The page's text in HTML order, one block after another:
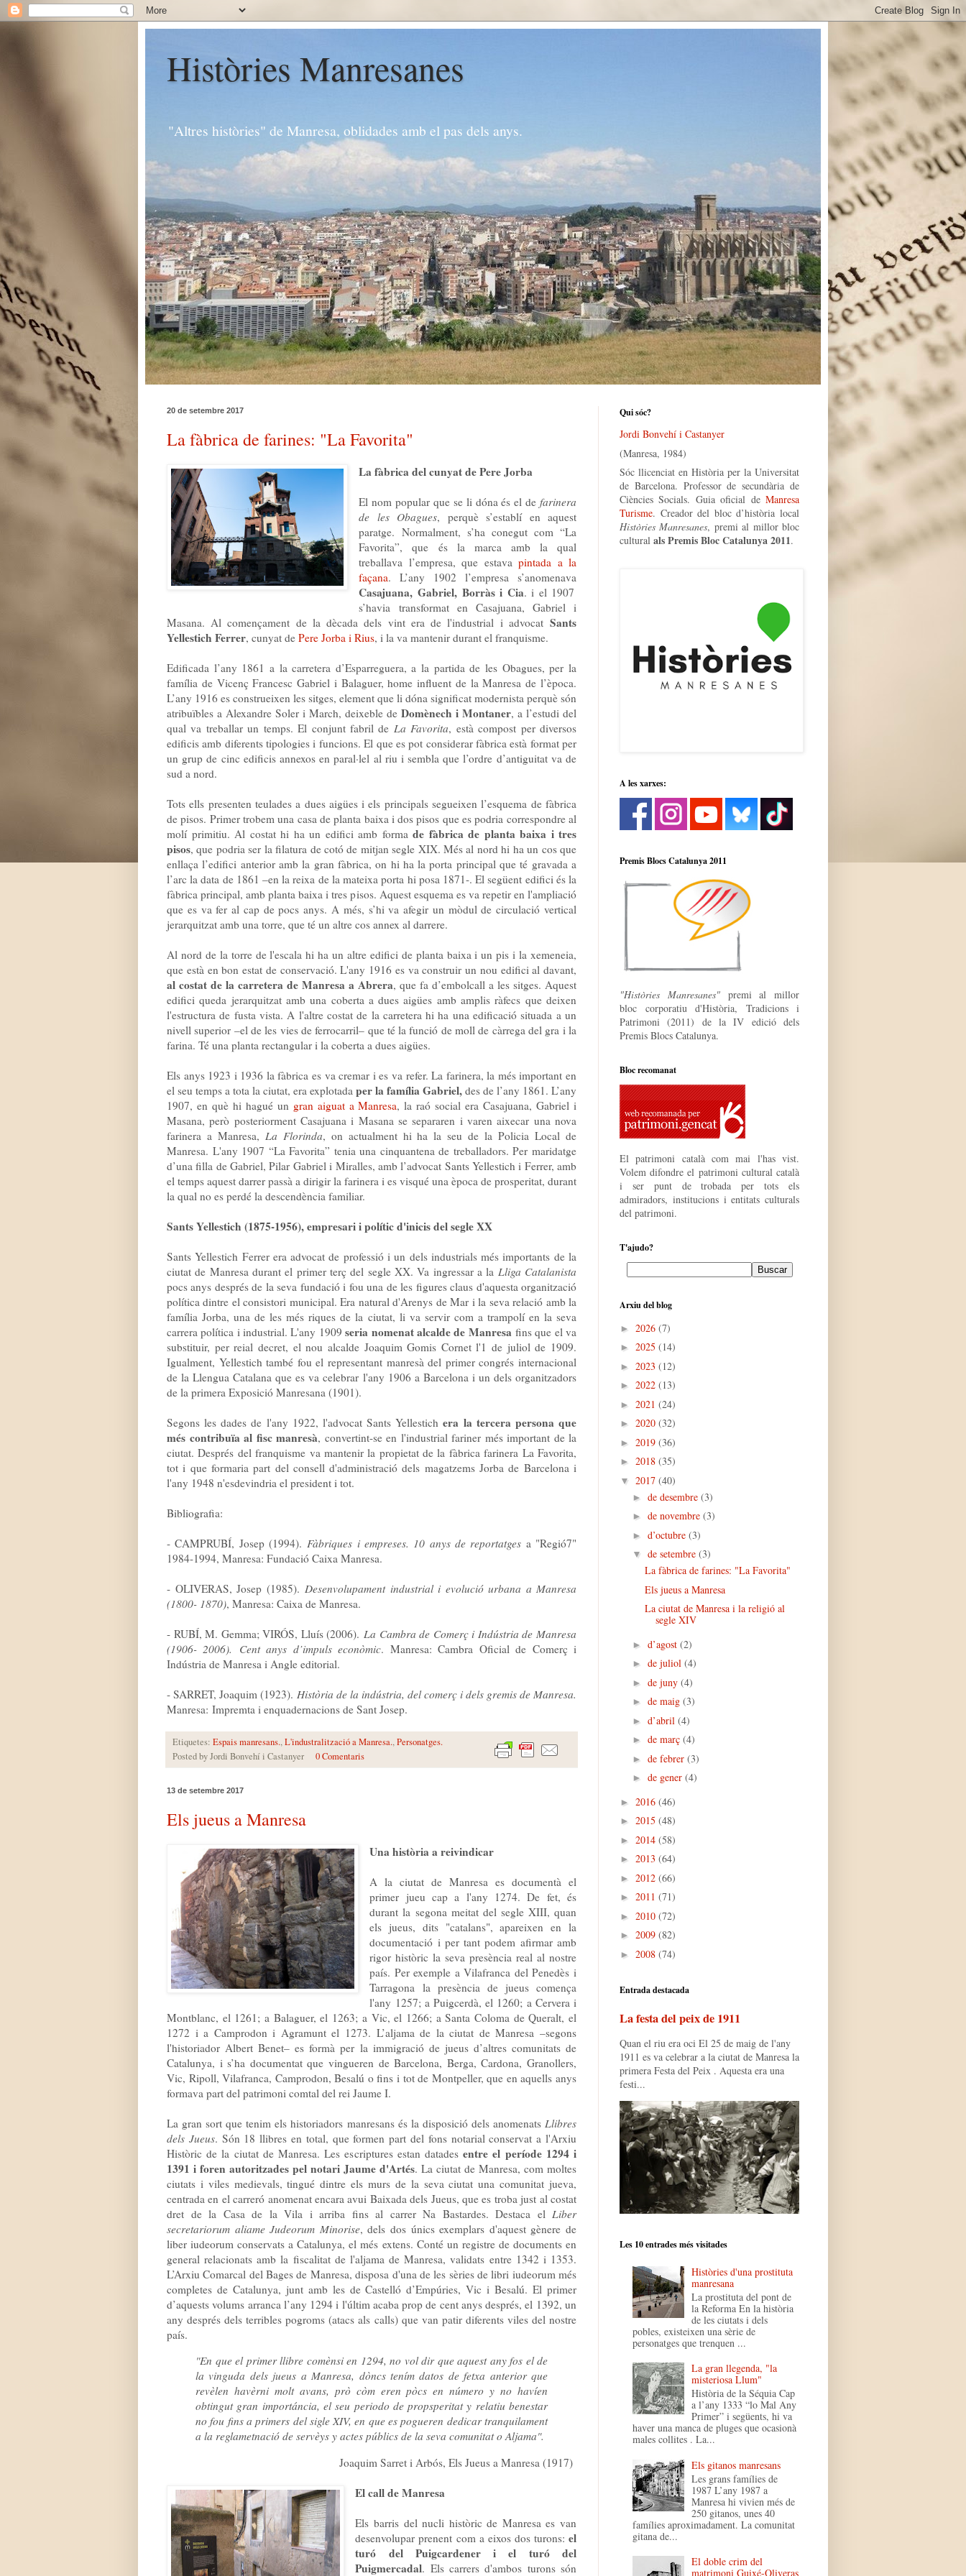
Històries Manresanes
"Altres històries" de Manresa, oblidades amb el pas dels anys.
20 de setembre 2017
La fàbrica de farines: "La Favorita"
La fàbrica del cunyat de Pere Jorba
El nom popular que se li dóna és el de farinera
de les Obagues, perquè s’establí en aquest
paratge. Normalment, s’ha conegut com “La
Favorita”, que és la marca amb la qual
treballava l’empresa, que estavapintada a la
façana. L’any 1902 l’empresa s’anomenava
Casajuana, Gabriel, Borràs i Cia. i el 1907
s’havia transformat en Casajuana, Gabriel i
Masana. Al començament de la dècada dels vint era de l'industrial i advocat Sants
Yellestich Ferrer, cunyat de Pere Jorba i Rius, i la va mantenir durant el franquisme.
Edificada l’any 1861 a la carretera d’Esparreguera, a la partida de les Obagues, per la
família de Vicenç Francesc Gabriel i Balaguer, home influent de la Manresa de l’època.
L’any 1916 es construeixen les sitges, element que li dóna significat modernista perquè són
atribuïbles a Alexandre Soler i March, deixeble de Domènech i Montaner, a l’estudi del
qual va treballar un temps. El conjunt fabril de La Favorita, està compost per diversos
edificis amb diferents tipologies i funcions. El que es pot considerar fàbrica està format per
un grup de cinc edificis annexos en paral·lel al riu i sembla que l’ordre d’antiguitat va de
sud a nord.
Tots ells presenten teulades a dues aigües i els principals segueixen l’esquema de fàbrica
de pisos. Primer trobem una casa de planta baixa i dos pisos que es podria correspondre al
molí primitiu. Al costat hi ha un edifici amb forma de fàbrica de planta baixa i tres
pisos, que podria ser la filatura de cotó de mitjan segle XIX. Més al nord hi ha un cos que
enllaça l’edifici anterior amb la gran fàbrica, on hi ha la porta principal que té gravada a
l’arc la data de 1861 –en la reixa de la mateixa porta hi posa 1871-. El següent edifici és la
fàbrica principal, amb planta baixa i tres pisos. Aquest esquema es va repetir en l'ampliació
que es va fer al cap de pocs anys. A més, s’hi va afegir un mòdul de circulació vertical
jerarquitzat amb una torre, que té un altre cos annex al darrere.
Al nord de la torre de l'escala hi ha un altre edifici de planta baixa i un pis i la xemeneia,
que està en bon estat de conservació. L'any 1916 es va construir un nou edifici al davant,
al costat de la carretera de Manresa a Abrera, que fa d’embolcall a les sitges. Aquest
edifici queda jerarquitzat amb una coberta a dues aigües amb amplis ràfecs que deixen
l'estructura de fusta vista. A l'altre costat de la carretera hi ha una edificació situada a un
nivell superior –el de les vies de ferrocarril– que té la funció de moll de càrrega del gra i la
farina. Té una planta rectangular i la coberta a dues aigües.
Els anys 1923 i 1936 la fàbrica es va cremar i es va refer. La farinera, la més important en
el seu temps a tota la ciutat, era explotada per la família Gabriel, des de l’any 1861. L’any
1907, en què hi hagué un gran aiguat a Manresa, la raó social era Casajuana, Gabriel i
Masana, però posteriorment Casajuana i Masana se separaren i varen aixecar una nova
farinera a Manresa, La Florinda, on actualment hi ha la seu de la Policia Local de
Manresa. L'any 1907 “La Favorita” tenia una cinquantena de treballadors. Per maridatge
d’una filla de Gabriel, Pilar Gabriel i Miralles, amb l’advocat Sants Yellestich i Ferrer, amb
el temps aquest darrer passà a dirigir la farinera i es visqué una època de prosperitat, durant
la qual no es perdé la descendència familiar.
Sants Yellestich (1875-1956), empresari i polític d'inicis del segle XX
Sants Yellestich Ferrer era advocat de professió i un dels industrials més importants de la
ciutat de Manresa durant el primer terç del segle XX. Va ingressar a la Lliga Catalanista
pocs anys després de la seva fundació i fou una de les figures claus d'aquesta organització
política dintre el consistori municipal. Era natural d'Arenys de Mar i la seva relació amb la
família Jorba, una de les més riques de la ciutat, li va servir com a trampolí en la seva
carrera política i industrial. L'any 1909seria nomenat alcalde de Manresa fins que el va
substituir, per reial decret, el nou alcalde Joaquim Gomis Cornet l'1 de juliol de 1909.
Igualment, Yellestich també fou el representant manresà del primer congrés internacional
de la Llengua Catalana que es va celebrar l'any 1906 a Barcelona i un dels organitzadors
de la primera Exposició Manresana (1901).
Segons les dades de l'any 1922, l'advocat Sants Yellestichera la tercera persona que
més contribuïa al fisc manresà, convertint-se en l'industrial fariner més important de la
ciutat. Després del franquisme va mantenir la propietat de la fàbrica farinera La Favorita,
tot i que formaria part del consell d'administració dels magatzems Jorba de Barcelona i
l'any 1948 n'esdevindria el president i tot.
Bibliografia:
- CAMPRUBÍ, Josep (1994). Fàbriques i empreses. 10 anys de reportatges a "Regió7"
1984-1994, Manresa: Fundació Caixa Manresa.
- OLIVERAS, Josep (1985). Desenvolupament industrial i evolució urbana a Manresa
(1800- 1870), Manresa: Caixa de Manresa.
- RUBÍ, M. Gemma; VIRÓS, Lluís (2006). La Cambra de Comerç i Indústria de Manresa
(1906- 2006). Cent anys d’impuls econòmic. Manresa: Cambra Oficial de Comerç i
Indústria de Manresa i Angle editorial.
- SARRET, Joaquim (1923). Història de la indústria, del comerç i dels gremis de Manresa.
Manresa: Impremta i enquadernacions de Sant Josep.
Etiquetes: Espais manresans.,L'industralització a Manresa.,Personatges.
Posted byJordi Bonvehí i Castanyer 0 Comentaris
13 de setembre 2017
Els jueus a Manresa
Una història a reivindicar
A la ciutat de Manresa es documentà el
primer jueu cap a l'any 1274. De fet, és
durant la segona meitat del segle XIII, quan
els jueus, dits "catalans", apareixen en la
documentació i per tant podem afirmar amb
rigor històric la seva presència real al nostre
país. Per exemple a Vilafranca del Penedès i
Tarragona la presència de jueus comença
l'any 1257; a Puigcerdà, el 1260; a Cervera i
Montblanc, el 1261; a Balaguer, el 1263; a Vic, el 1266; a Santa Coloma de Queralt, el
1272 i a Camprodon i Agramunt el 1273. L’aljama de la ciutat de Manresa –segons
l'historiador Albert Benet– es formà per la immigració de jueus d’altres comunitats de
Catalunya, i s’ha documentat que vingueren de Barcelona, Berga, Cardona, Granollers,
Vic, Ripoll, Vilafranca, Camprodon, Besalú o fins i tot de Montpeller, que en aquells anys
formava part del patrimoni comtal del rei Jaume I.
La gran sort que tenim els historiadors manresans és la disposició dels anomenats Llibres
dels Jueus. Són 18 llibres en total, que formen part del fons notarial conservat a l'Arxiu
Històric de la ciutat de Manresa. Les escriptures estan datadesentre el període 1294 i
1391 i foren autoritzades pel notari Jaume d'Artés. La ciutat de Manresa, com moltes
ciutats i viles medievals, tingué dintre els murs de la seva ciutat una comunitat jueva,
centrada en el carreró anomenat encara avui Baixada dels Jueus, que es troba just al costat
dret de la Casa de la Vila i arriba fins al carrer Na Bastardes. Destaca el Liber
secretariorum aliame Judeorum Minorise, dels dos únics exemplars d'aquest gènere de
liber iudeorum conservats a Catalunya, el més extens. Conté un registre de documents en
general relacionats amb la fiscalitat de l'aljama de Manresa, validats entre 1342 i 1353.
L’Arxiu Comarcal del Bages de Manresa, disposa d'una de les sèries de libri iudeorum més
completes de Catalunya, junt amb les de Castelló d’Empúries, Vic i Besalú. El primer
d’aquests volums arranca l’any 1294 i l'últim acaba prop de cent anys després, el 1392, un
any després dels terribles pogroms (atacs als calls) que van patir diferents viles del nostre
país.
"En que el primer llibre comènsi en 1294, no vol dir que aquest any fos el de
la vinguda dels jueus a Manresa, dòncs tením datos de fetxa anterior que
revèlen havèrni molt avans, prò còm eren pòcs en número y no havíen
obtingut gran importáncia, el seu periodo de propsperitat y relatiu benestar
no fou fins a primers del sigle XIV, en que es pogueren dedicar tranquilament
a la reglametnació de servèys y actes públics de la seva comunitat o Aljama".
Joaquim Sarret i Arbós, Els Jueus a Manresa (1917)
El call de Manresa
Els barris del nucli històric de Manresa es van
desenvolupar prenent com a eixos dos turons: el
turó del Puigcardener i el turó del
Puigmercadal. Els carrers d'ambos turons són
Qui sóc?
Jordi Bonvehí i Castanyer
(Manresa, 1984)
Sóc llicenciat en Història per la Universitat
de Barcelona. Professor de secundària de
Ciències Socials. Guia oficial de Manresa
Turisme. Creador del bloc d’història local
Històries Manresanes, premi al millor bloc
cultural als Premis Bloc Catalunya 2011.
A les xarxes:
Premis Blocs Catalunya 2011
"Històries Manresanes"premi al millor
bloc corporatiu d'Història, Tradicions i
Patrimoni (2011) de la IV edició dels
Premis Blocs Catalunya.
Bloc recomanat
El patrimoni català com mai l'has vist.
Volem difondre el patrimoni cultural català
i ser punt de trobada per tots els
admiradors, institucions i entitats culturals
del patrimoni.
T'ajudo?
Arxiu del blog
► 2026 (7)
► 2025 (14)
► 2023 (12)
► 2022 (13)
► 2021 (24)
► 2020 (32)
► 2019 (36)
► 2018 (35)
▼ 2017 (40)
► de desembre (3)
► de novembre (3)
► d’octubre (3)
▼ de setembre (3)
La fàbrica de farines: "La Favorita"
Els jueus a Manresa
La ciutat de Manresa i la religió al
segle XIV
► d’agost (2)
► de juliol (4)
► de juny (4)
► de maig (3)
► d’abril (4)
► de març (4)
► de febrer (3)
► de gener (4)
► 2016 (46)
► 2015 (48)
► 2014 (58)
► 2013 (64)
► 2012 (66)
► 2011 (71)
► 2010 (72)
► 2009 (82)
► 2008 (74)
Entrada destacada
La festa del peix de 1911
Quan el riu era oci El 25 de maig de l'any
1911 es va celebrar a la ciutat de Manresa la
primera Festa del Peix . Aquesta era una
festi...
Les 10 entrades més visitades
Històries d'una prostituta
manresana
La prostituta del pont de
la Reforma En la història
de les ciutats i dels
pobles, existeixen una sèrie de
personatges que trenquen ...
La gran llegenda, "la
misteriosa Llum"
Història de la Séquia Cap
a l’any 1333 “lo Mal Any
Primer” i següents, hi va
haver una manca de pluges que ocasionà
males collites . La...
Els gitanos manresans
Les grans famílies de
1987 L’any 1987 a
Manresa hi vivien més de
250 gitanos, unes 40
famílies aproximadament. La comunitat
gitana de...
El doble crim del
matrimoni Guixé-Oliveras